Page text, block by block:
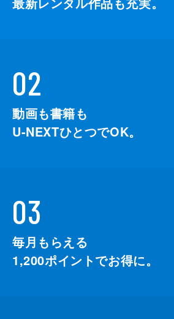
02
動画も書籍も
U-NEXTひとつでOK。
03
毎月もらえる
1,200ポイントでお得に。